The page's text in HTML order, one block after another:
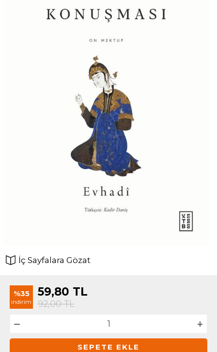
İç Sayfalara Gözat
%35
indirim
59,80 TL
92,00TL
SEPETE EKLE